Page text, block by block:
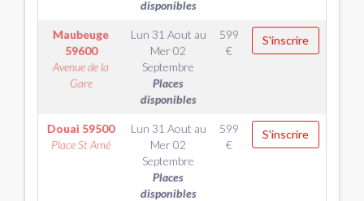
disponibles
Maubeuge
59600
Avenue de la
Gare
Lun 31 Aout au
Mer 02
Septembre
Places
disponibles
599
€
S'inscrire
Douai 59500
Place St Amé
Lun 31 Aout au
Mer 02
Septembre
Places
disponibles
599
€
S'inscrire